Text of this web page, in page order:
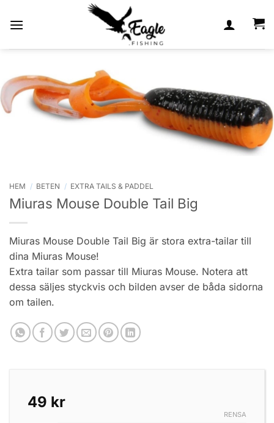
HEM / BETEN / EXTRA TAILS & PADDEL
Miuras Mouse Double Tail Big
Miuras Mouse Double Tail Big är stora extra-tailar till
dina Miuras Mouse!
Extra tailar som passar till Miuras Mouse. Notera att
dessa säljes styckvis och bilden avser de båda sidorna
om tailen.
49 kr
RENSA